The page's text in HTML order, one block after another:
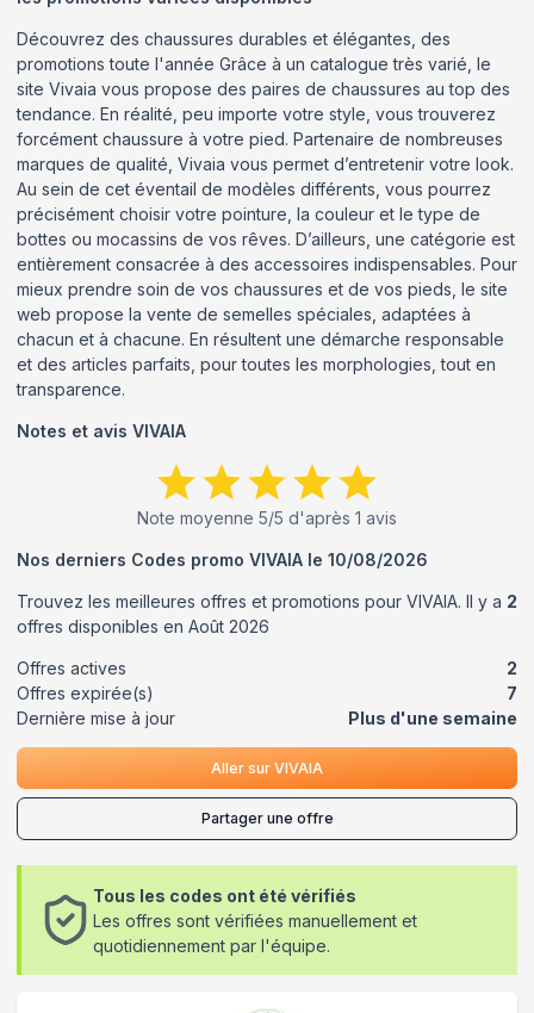
Découvrez des chaussures durables et élégantes, des
promotions toute l'année Grâce à un catalogue très varié, le
site Vivaia vous propose des paires de chaussures au top des
tendance. En réalité, peu importe votre style, vous trouverez
forcément chaussure à votre pied. Partenaire de nombreuses
marques de qualité, Vivaia vous permet d’entretenir votre look.
Au sein de cet éventail de modèles différents, vous pourrez
précisément choisir votre pointure, la couleur et le type de
bottes ou mocassins de vos rêves. D’ailleurs, une catégorie est
entièrement consacrée à des accessoires indispensables. Pour
mieux prendre soin de vos chaussures et de vos pieds, le site
web propose la vente de semelles spéciales, adaptées à
chacun et à chacune. En résultent une démarche responsable
et des articles parfaits, pour toutes les morphologies, tout en
transparence.
Notes et avis VIVAIA
Note moyenne 5/5 d'après 1 avis
Nos derniers Codes promo VIVAIA le 10/08/2026
Trouvez les meilleures offres et promotions pour VIVAIA. Il y a 2
offres disponibles en Août 2026
Offres actives
2
Offres expirée(s)
7
Dernière mise à jour
Plus d'une semaine
Aller sur VIVAIA
Partager une offre
Tous les codes ont été vérifiés
Les offres sont vérifiées manuellement et
quotidiennement par l'équipe.